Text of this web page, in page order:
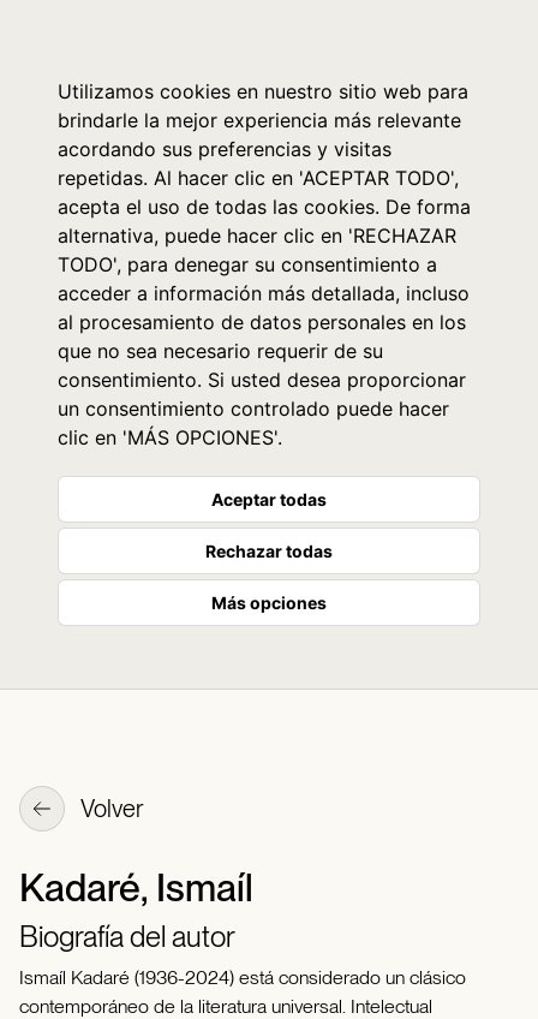
Utilizamos cookies en nuestro sitio web para
brindarle la mejor experiencia más relevante
acordando sus preferencias y visitas
repetidas. Al hacer clic en 'ACEPTAR TODO',
acepta el uso de todas las cookies. De forma
alternativa, puede hacer clic en 'RECHAZAR
TODO', para denegar su consentimiento a
acceder a información más detallada, incluso
al procesamiento de datos personales en los
que no sea necesario requerir de su
consentimiento. Si usted desea proporcionar
un consentimiento controlado puede hacer
clic en 'MÁS OPCIONES'.
Aceptar todas
Rechazar todas
Más opciones
Volver
Kadaré, Ismaíl
Biografía del autor
Ismaíl Kadaré (1936-2024) está considerado un clásico
contemporáneo de la literatura universal. Intelectual